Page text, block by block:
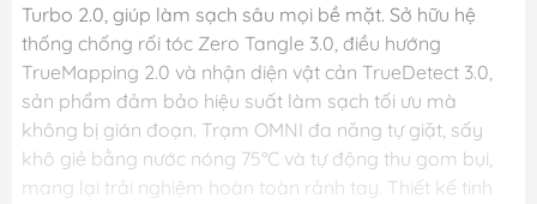
Turbo 2.0, giúp làm sạch sâu mọi bề mặt. Sở hữu hệ
thống chống rối tóc Zero Tangle 3.0, điều hướng
TrueMapping 2.0 và nhận diện vật cản TrueDetect 3.0,
sản phẩm đảm bảo hiệu suất làm sạch tối ưu mà
không bị gián đoạn. Trạm OMNI đa năng tự giặt, sấy
khô giẻ bằng nước nóng 75°C và tự động thu gom bụi,
mang lại trải nghiệm hoàn toàn rảnh tay. Thiết kế tinh